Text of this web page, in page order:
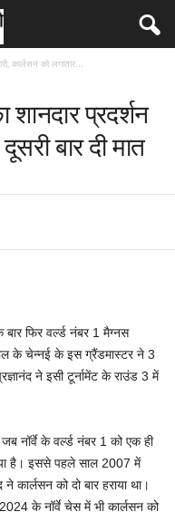
कार्लसन को लगातार...
शानदार प्रदर्शन
बार दी मात
फिर वर्ल्ड नंबर 1 मैग्नस
के चेन्नई के इस ग्रैंडमास्टर ने 3
ने इसी टूर्नामेंट के राउंड 3 में
नॉर्वे के वर्ल्ड नंबर 1 को एक ही
है। इससे पहले साल 2007 में
कार्लसन को दो बार हराया था।
के नॉर्वे चेस में भी कार्लसन को